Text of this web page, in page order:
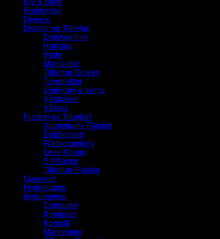
Bruktutstyr
Diverse
Drakter og Tilbehør
Draktventiler
Hansker
Hette
Mansjetter
Tilbehør Drakter
Tørrdrakter
Undertøy & Vams
Våtdrakter
Våtsko
Flasker og Tilbehør
Aluminiums Flasker
Dobbeltsett
Flaskemerking
Løse Kraner
Stålflaske
Tilbehør Flasker
Gavekort
Hydrosports
Instrumenter
Computer
Kompass
Konsoll
Manometer